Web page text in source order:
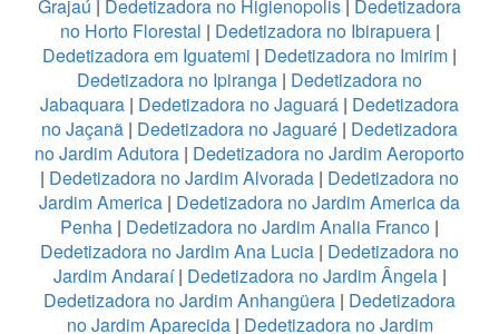
Grajaú | Dedetizadora no Higienopolis | Dedetizadora
no Horto Florestal | Dedetizadora no Ibirapuera|
Dedetizadora em Iguatemi | Dedetizadora no Imirim |
Dedetizadora no Ipiranga | Dedetizadora no
Jabaquara | Dedetizadora no Jaguará | Dedetizadora
no Jaçanã | Dedetizadora no Jaguaré | Dedetizadora
no Jardim Adutora | Dedetizadora no Jardim Aeroporto
| Dedetizadora no Jardim Alvorada | Dedetizadora no
Jardim America | Dedetizadora no Jardim America da
Penha | Dedetizadora no Jardim Analia Franco |
Dedetizadora no Jardim Ana Lucia | Dedetizadora no
Jardim Andaraí| Dedetizadora no Jardim Ângela|
Dedetizadora no Jardim Anhangüera | Dedetizadora
no Jardim Aparecida| Dedetizadora no Jardim